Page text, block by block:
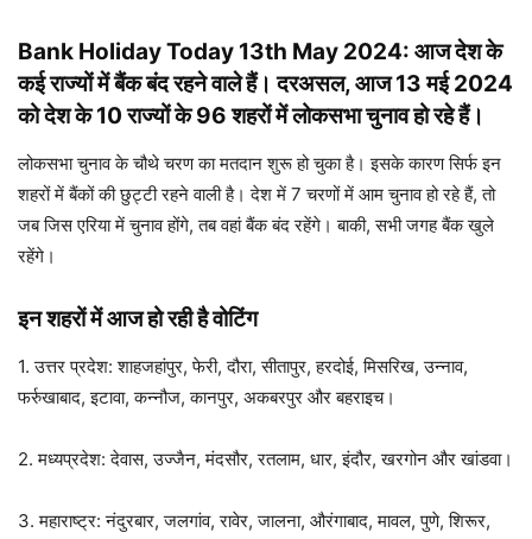
Bank Holiday Today 13th May 2024: आज देश के
कई राज्यों में बैंक बंद रहने वाले हैं। दरअसल, आज 13 मई 2024
को देश के 10 राज्यों के 96 शहरों में लोकसभा चुनाव हो रहे हैं।
लोकसभा चुनाव के चौथे चरण का मतदान शुरू हो चुका है। इसके कारण सिर्फ इन
शहरों में बैंकों की छुट्टी रहने वाली है। देश में 7 चरणों में आम चुनाव हो रहे हैं, तो
जब जिस एरिया में चुनाव होंगे, तब वहां बैंक बंद रहेंगे। बाकी, सभी जगह बैंक खुले
रहेंगे।
इन शहरों में आज हो रही है वोटिंग
1. उत्तर प्रदेश: शाहजहांपुर, फेरी, दौरा, सीतापुर, हरदोई, मिसरिख, उन्नाव,
फर्रुखाबाद, इटावा, कन्नौज, कानपुर, अकबरपुर और बहराइच।
2. मध्‍यप्रदेश: देवास, उज्जैन, मंदसौर, रतलाम, धार, इंदौर, खरगोन और खांडवा।
3. महाराष्ट्र: नंदुरबार, जलगांव, रावेर, जालना, औरंगाबाद, मावल, पुणे, शिरूर,